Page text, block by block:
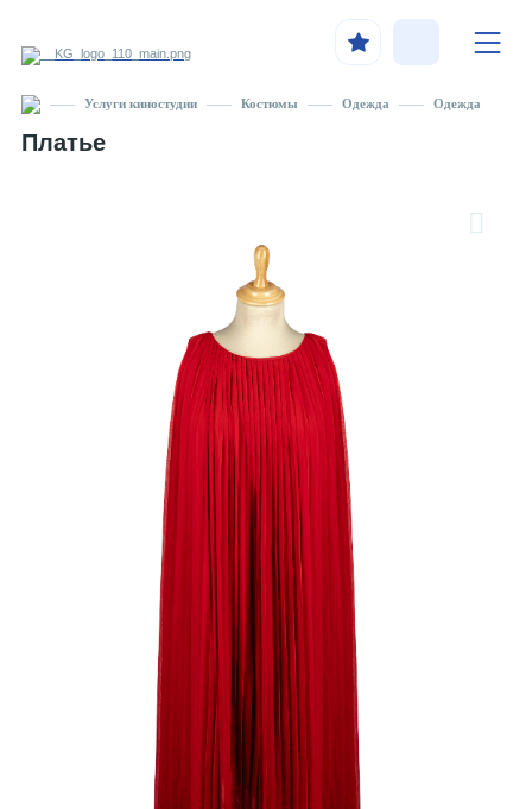
Услуги киностудии Костюмы Одежда Одежда
Платье